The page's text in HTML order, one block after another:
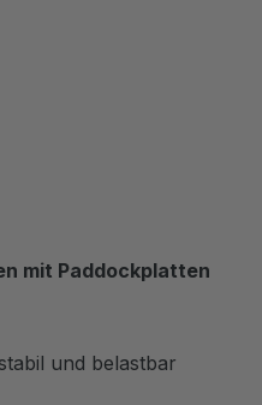
mit Paddockplatten
und belastbar